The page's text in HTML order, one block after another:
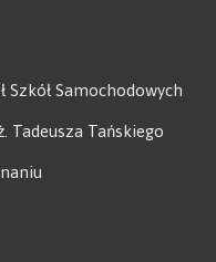
Szkół Samochodowych
Tadeusza Tańskiego